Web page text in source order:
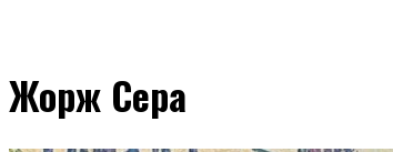
Жорж Сера